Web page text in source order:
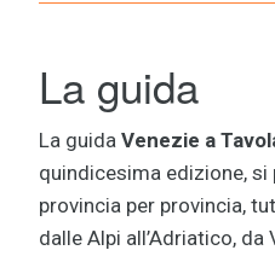
La guida
La guida Venezie a
quindicesima edizione,
provincia per provincia,
dalle Alpi all’Adriatico, da